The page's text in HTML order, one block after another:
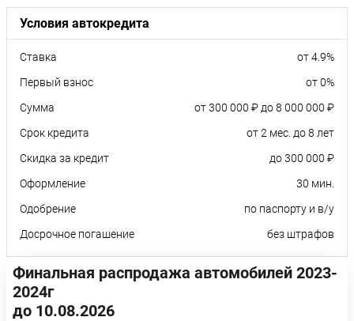
Условия автокредита
Ставка
от 4.9%
Первый взнос
от 0%
Сумма
от 300 000 ₽ до 8 000 000 ₽
Срок кредита
от 2 мес. до 8 лет
Скидка за кредит
до 300 000 ₽
Оформление
30 мин.
Одобрение
по паспорту и в/у
Досрочное погашение
без штрафов
Финальная распродажа автомобилей 2023-
2024г
до 10.08.2026